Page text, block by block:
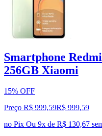
Smartphone
256GB Xiaomi
15% OFF
Preço R$ 999,59R$ 999,59
no Pix Ou 9x de R$ 130,67